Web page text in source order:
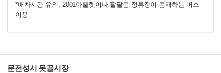
*배차시간 유의, 2001아울렛이나 팔달문 정류장이 존재하는 버스
이용
문전성시 못골시장